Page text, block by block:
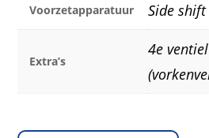
Voorzetapparatuur Side shift
Extra’s
4e